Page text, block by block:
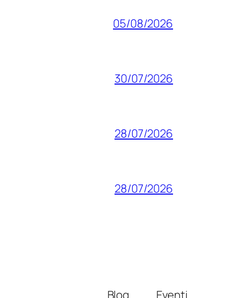
05/08/2026
30/07/2026
28/07/2026
28/07/2026
Blog Eventi